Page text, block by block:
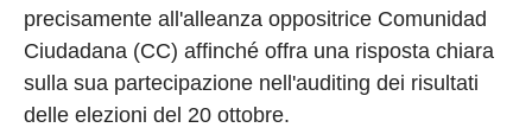
precisamente all'alleanza oppositrice Comunidad
Ciudadana (CC) affinché offra una risposta chiara
sulla sua partecipazione nell'auditing dei risultati
delle elezioni del 20 ottobre.